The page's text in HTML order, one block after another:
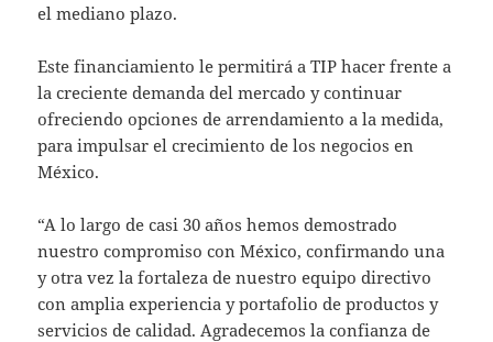
el mediano plazo.
Este financiamiento le permitirá a TIP hacer frente a
la creciente demanda del mercado y continuar
ofreciendo opciones de arrendamiento a la medida,
para impulsar el crecimiento de los negocios en
México.
“A lo largo de casi 30 años hemos demostrado
nuestro compromiso con México, confirmando una
y otra vez la fortaleza de nuestro equipo directivo
con amplia experiencia y portafolio de productos y
servicios de calidad. Agradecemos la confianza de